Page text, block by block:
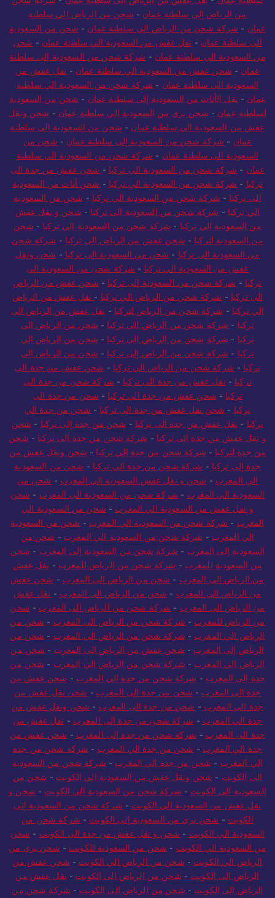
من الرياض إلى سلطنة عمان - شحن من الرياض الي سلطنة
عمان - شركة شحن من الرياض الي سلطنة عمان - شحن من السعودية
الي سلطنة عمان - نقل عفش من السعودية الي سلطنة عمان - شحن
من السعودية الي سلطنة عمان - شركة شحن من السعودية إلى سلطنة
عمان - شحن عفش من السعودية الي سلطنة عمان - نقل عفش من
السعودية الي سلطنة عمان - شركة شحن من السعودية الي سلطنة
عمان - نقل الأثاث من السعودية إلى سلطنة عمان - شحن من السعودية
لسلطنة عمان - شحن بري من السعودية الي سلطنة عمان - شحن ونقل
عفش من السعودية الي سلطنة عمان - شحن من السعودية الى سلطنة
عمان - شركة شحن من السعودية إلى سلطنة عمان - شحن من
السعودية الي سلطنة عمان - شركة شحن من السعودية الي سلطنة
عمان - شركة شحن من السعودية الي تركيا - شحن عفش من جدة الى
تركيا - شركة شحن من السعودية الي تركيا - شحن أثاث من السعودية
الى تركيا - شركة شحن من السعودية الي تركيا - شحن من السعودية
الي تركيا - شركة شحن من السعودية الى تركيا - شحن و نقل عفش
من السعودية الي تركيا - شركة شحن من السعودية الي تركيا - شحن
من السعودية لتركيا - شحن عفش من الرياض الى تركيا - شركة شحن
من السعودية الي تركيا - شحن من السعودية الى تركيا - شحن ونقل
عفش من السعودية الي تركيا - شركة شحن من السعودية الى
تركيا - شركة شحن من السعودية إلى تركيا - شحن عفش من الرياض
الى تركيا - شركة شحن من الرياض الي تركيا - نقل عفش من الرياض
الي تركيا - شركة شحن من الرياض لتركيا - نقل عفش من الرياض الى
تركيا - شركة شحن من الرياض الى تركيا - شحن من الرياض الى
تركيا - شركة شحن من الرياض الى تركيا - شحن من الرياض الي
تركيا - شركة شحن من الرياض إلى تركيا - شحن من الرياض الي
تركيا - شركة شحن من الرياض الي تركيا - شحن عفش من جدة الى
تركيا - نقل عفش من جدة الى تركيا - شركة شحن من جدة الى
تركيا - شحن عفش من جدة الي تركيا - شحن من جدة الى
تركيا - شحن نقل عفش من جدة الى تركيا - شحن من جدة الي
تركيا - نقل عفش من جدة الى تركيا - شحن من جدة إلى تركيا - شحن
و نقل عفش من جدة الى تركيا - شركة شحن من جدة الى تركيا - شحن
من جدة لتركيا - شركة شحن من جدة الي تركيا - شحن ونقل عفش من
جدة إلى تركيا - شركة شحن من جدة الي تركيا - شحن من السعودية
الي المغرب - شحن و نقل عفش السعودية الي المغرب - شحن من
السعودية الي المغرب - شركة شحن من السعودية الى المغرب - شحن
و نقل عفش من السعودية الي المغرب - شحن من السعودية الي
المغرب - شركة شحن من السعودية الي المغرب - شحن من السعودية
الي المغرب - شركة شحن من السعودية الي المغرب - شحن من
السعودية إلى المغرب - شركة شحن من السعودية إلى المغرب - شحن
من السعودية للمغرب - شركة شحن من الرياض للمغرب - نقل عفش
من الرياض الى المغرب - شحن من الرياض الى المغرب - شحن عفش
من الرياض الي المغرب - شحن من الرياض الي المغرب - نقل عفش
من الرياض الى المغرب - شركة شحن من الرياض إلى المغرب - شحن
من الرياض للمغرب - شركة شحن من الرياض الى المغرب - شحن من
الرياض الي المغرب - شركة شحن من الرياض الي المغرب - شحن من
الرياض إلى المغرب - شحن عفش من الرياض الى المغرب - شحن من
الرياض الي المغرب - شركة شحن من الرياض الي المغرب - شحن من
جدة الى المغرب - شركة شحن من جدة الي المغرب - شحن عفش من
جدة الى المغرب - شحن من جدة الى المغرب - شحن نقل عفش من
جدة الى المغرب - شحن من جدة الى المغرب - شحن ونقل عفش من
جدة الي المغرب - شركة شحن من جدة إلى المغرب - نقل عفش من
جدة الى المغرب - شركة شحن من جدة إلى المغرب - شحن عفش من
جدة الي المغرب - شحن من جدة الي المغرب - شركة شحن من جدة
الي المغرب - شحن من جدة الي المغرب - شركة شحن من السعودية
الى الكويت - شحن ونقل عفش من السعودية الي الكويت - شحن من
السعودية الى الكويت - شركة شحن من السعودية الي الكويت - شحن و
نقل عفش من السعودية الي الكويت - شركة شحن من السعودية إلى
الكويت - شحن بري من السعودية إلى الكويت - شركة شحن من
السعودية الي الكويت - شحن و نقل عفش من جدة الى الكويت - شحن
من السعودية الي الكويت - شحن من السعودية للكويت - شحن بري من
الرياض الي الكويت - شحن من الرياض الي الكويت - شحن عفش من
الرياض الى الكويت - شحن من الرياض الى الكويت - نقل عفش من
الرياض الى الكويت - شحن من الرياض الى الكويت - شركة شحن من